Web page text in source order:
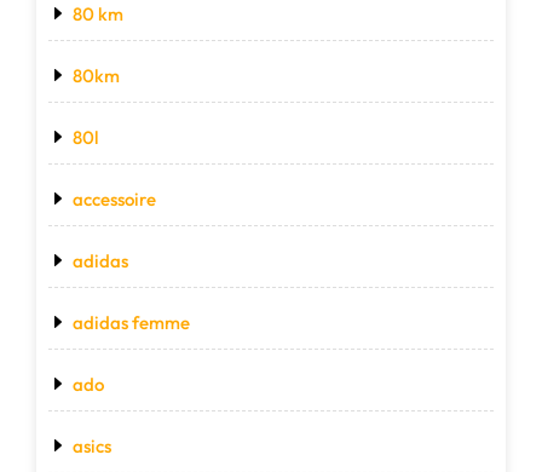
80 km
80km
80l
accessoire
adidas
adidas femme
ado
asics